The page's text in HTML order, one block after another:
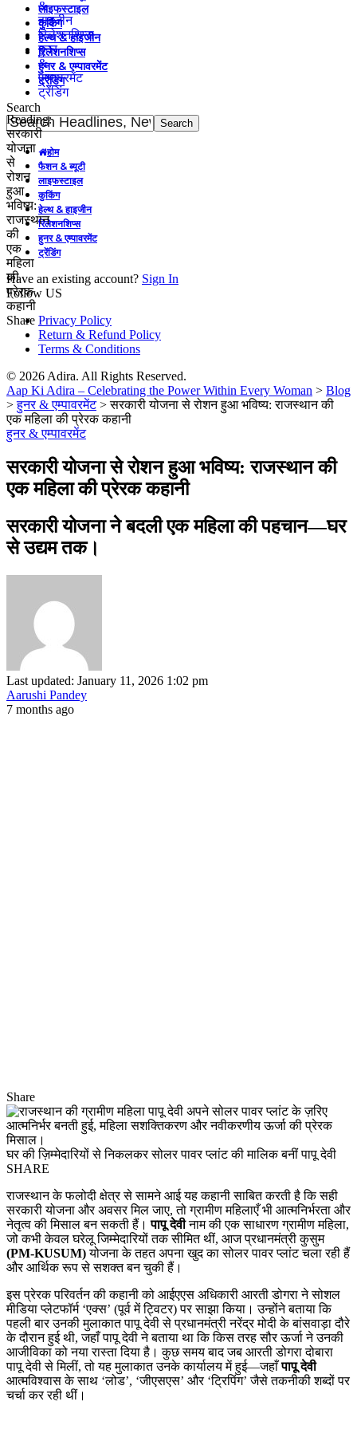
&
हाइजीन
रिलेशनशिप्स
हुनर
&
एम्पावरमेंट
ट्रेंडिंग
Reading:
सरकारी
योजना
से
रोशन
हुआ
भविष्य:
राजस्थान
की
एक
महिला
की
प्रेरक
कहानी
Share
लाइफस्टाइल
कुकिंग
हेल्थ & हाइजीन
रिलेशनशिप्स
हुनर & एम्पावरमेंट
ट्रेंडिंग
Search
होम
फैशन & ब्यूटी
लाइफस्टाइल
कुकिंग
हेल्थ & हाइजीन
रिलेशनशिप्स
हुनर & एम्पावरमेंट
ट्रेंडिंग
Have an existing account? Sign In
Follow US
Privacy Policy
Return & Refund Policy
Terms & Conditions
© 2026 Adira. All Rights Reserved.
Aap Ki Adira – Celebrating the Power Within Every Woman > Blog
>हुनर & एम्पावरमेंट>सरकारी योजना से रोशन हुआ भविष्य: राजस्थान की
एक महिला की प्रेरक कहानी
हुनर & एम्पावरमेंट
सरकारी योजना से रोशन हुआ भविष्य: राजस्थान की
एक महिला की प्रेरक कहानी
सरकारी योजना ने बदली एक महिला की पहचान—घर
से उद्यम तक।
Last updated: January 11, 2026 1:02 pm
Aarushi Pandey
7 months ago
Share
घर की ज़िम्मेदारियों से निकलकर सोलर पावर प्लांट की मालिक बनीं पापू देवी
SHARE
राजस्थान के फलोदी क्षेत्र से सामने आई यह कहानी साबित करती है कि सही
सरकारी योजना और अवसर मिल जाए, तो ग्रामीण महिलाएँ भी आत्मनिर्भरता और
नेतृत्व की मिसाल बन सकती हैं।पापू देवीनाम की एक साधारण ग्रामीण महिला,
जो कभी केवल घरेलू जिम्मेदारियों तक सीमित थीं, आज प्रधानमंत्री कुसुम
(PM-KUSUM)योजना के तहत अपना खुद का सोलर पावर प्लांट चला रही हैं
और आर्थिक रूप से सशक्त बन चुकी हैं।
इस प्रेरक परिवर्तन की कहानी को आईएएस अधिकारी आरती डोगरा ने सोशल
मीडिया प्लेटफॉर्म ‘एक्स’ (पूर्व में ट्विटर) पर साझा किया। उन्होंने बताया कि
पहली बार उनकी मुलाकात पापू देवी से प्रधानमंत्री नरेंद्र मोदी के बांसवाड़ा दौरे
के दौरान हुई थी, जहाँ पापू देवी ने बताया था कि किस तरह सौर ऊर्जा ने उनकी
आजीविका को नया रास्ता दिया है। कुछ समय बाद जब आरती डोगरा दोबारा
पापू देवी से मिलीं, तो यह मुलाकात उनके कार्यालय में हुई—जहाँपापू देवी
आत्मविश्वास के साथ ‘लोड’, ‘जीएसएस’ और ‘ट्रिपिंग’ जैसे तकनीकी शब्दों पर
चर्चा कर रही थीं।